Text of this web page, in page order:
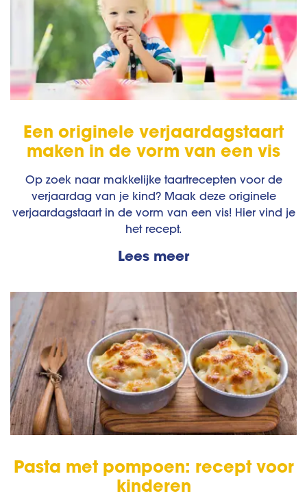
Een originele verjaardagstaart
maken in de vorm van een vis
Op zoek naar makkelijke taartrecepten voor de
verjaardag van je kind? Maak deze originele
verjaardagstaart in de vorm van een vis! Hier vind je
het recept.
Lees meer
Pasta met pompoen: recept voor
kinderen